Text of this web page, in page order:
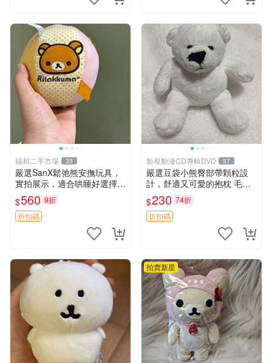
福和二手市場 33
嚴選SanX鬆弛熊安撫玩具，
實拍展示，適合哄睡好選擇
電腦玩具 安撫用品
$560 9折
折扣碼
影視動漫CD專輯DVD 57
嚴選豆袋小熊臀部帶顆粒設
計，舒適又可愛的抱枕 毛絨
抱枕、臀部按摩、坐墊
$230 74折
折扣碼
拍賣新星